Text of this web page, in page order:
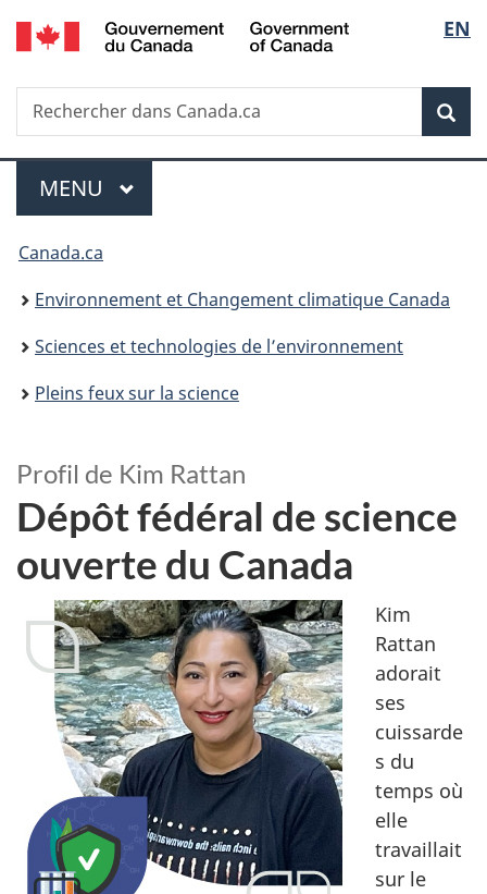
Passer
au
principal
Passer
à
Au
du
Passer
à
version
simplifiée
de
la
EN
Recherche
Rechercher
dans
Menu
MENU PRINCIPAL
Vous
êtes
ici :
Canada.ca
Environnement et Changement climatique Canada
Sciences et technologies de l’environnement
Pleins feux sur la science
é
p
ô
t
é
Profil de Kim Rattan
Dépôt fédéral de science
ouverte du Canada
Kim
Rattan
adorait
ses
cuissarde
s du
temps où
elle
travaillait
sur le